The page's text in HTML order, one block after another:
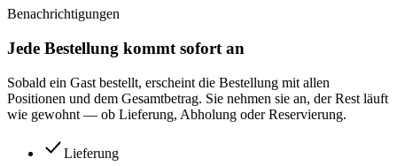
Benachrichtigungen
Jede Bestellung kommt sofort an
Sobald ein Gast bestellt, erscheint die Bestellung mit allen
Positionen und dem Gesamtbetrag. Sie nehmen sie an, der Rest läuft
wie gewohnt — ob Lieferung, Abholung oder Reservierung.
Lieferung